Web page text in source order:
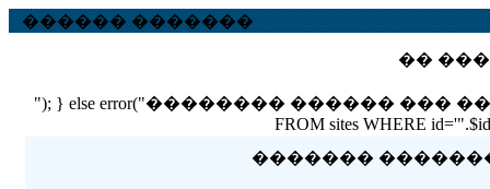
������ �������
��
"); } else error("�������� ������ ��� ������
FROM sites WHERE
�������